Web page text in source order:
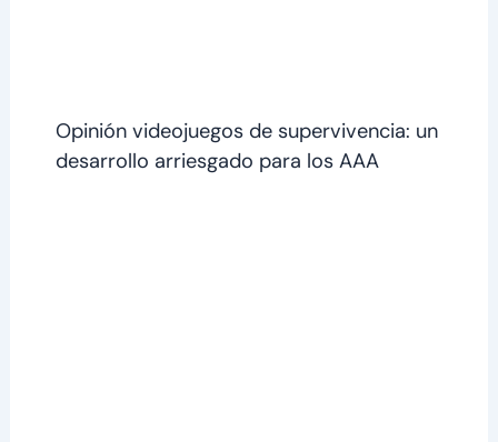
Opinión videojuegos de supervivencia: un
desarrollo arriesgado para los AAA